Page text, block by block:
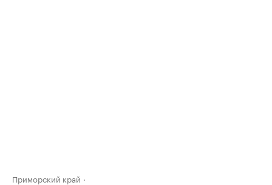
Приморский край